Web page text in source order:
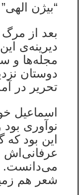
“بیژن الهی”
بعد از
دیرینه‌ی
مجله‌ها و
دوستان
تحریر در
اسماعیل
نوآوری
این بود
عرفانی‌اش
می‌دانست.
شعر هم